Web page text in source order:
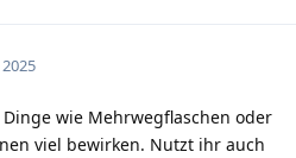
wie Mehrwegflaschen oder
viel bewirken. Nutzt ihr auch